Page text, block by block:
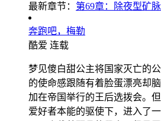
最新章节： 第69章：除夜型矿脉
奔跑吧，梅勒
酷爱 连载
梦见傻白甜公主将国家灭亡的
的使命感跟随有着脸蛋漂亮却
加在帝国举行的王后选拨会。
爱好者本能的驱使下，进入了